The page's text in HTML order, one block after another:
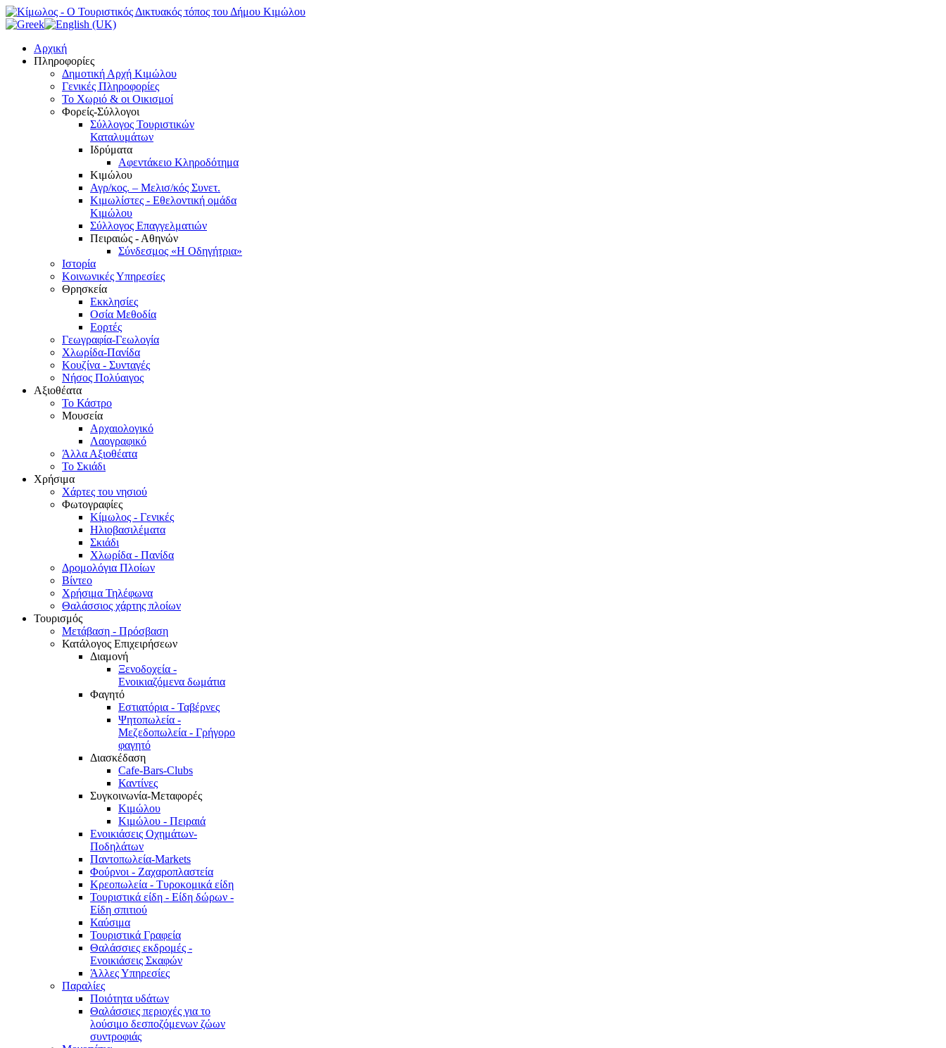
Αρχική
Πληροφορίες
Δημοτική Αρχή Κιμώλου
Γενικές Πληροφορίες
Το Xωριό & οι Οικισμοί
Φορείς-Σύλλογοι
Σύλλογος Τουριστικών
Καταλυμάτων
Ιδρύματα
Αφεντάκειο Κληροδότημα
Κιμώλου
Αγρ/κος. – Μελισ/κός Συνετ.
Κιμωλίστες - Εθελοντική ομάδα
Κιμώλου
Σύλλογος Επαγγελματιών
Πειραιώς - Αθηνών
Σύνδεσμος «Η Οδηγήτρια»
Ιστορία
Κοινωνικές Υπηρεσίες
Θρησκεία
Εκκλησίες
Οσία Μεθοδία
Εορτές
Γεωγραφία-Γεωλογία
Χλωρίδα-Πανίδα
Κουζίνα - Συνταγές
Νήσος Πολύαιγος
Αξιοθέατα
Το Κάστρο
Μουσεία
Αρχαιολογικό
Λαογραφικό
Άλλα Αξιοθέατα
Το Σκιάδι
Χρήσιμα
Χάρτες του νησιού
Φωτογραφίες
Κίμωλος - Γενικές
Ηλιοβασιλέματα
Σκιάδι
Χλωρίδα - Πανίδα
Δρομολόγια Πλοίων
Βίντεο
Χρήσιμα Τηλέφωνα
Θαλάσσιος χάρτης πλοίων
Τουρισμός
Μετάβαση - Πρόσβαση
Κατάλογος Επιχειρήσεων
Διαμονή
Ξενοδοχεία -
Ενοικιαζόμενα δωμάτια
Φαγητό
Εστιατόρια - Ταβέρνες
Ψητοπωλεία -
Μεζεδοπωλεία - Γρήγορο
φαγητό
Διασκέδαση
Cafe-Bars-Clubs
Καντίνες
Συγκοινωνία-Μεταφορές
Κιμώλου
Κιμώλου - Πειραιά
Ενοικιάσεις Οχημάτων-
Ποδηλάτων
Παντοπωλεία-Markets
Φούρνοι - Ζαχαροπλαστεία
Κρεοπωλεία - Τυροκομικά είδη
Τουριστικά είδη - Είδη δώρων -
Είδη σπιτιού
Καύσιμα
Τουριστικά Γραφεία
Θαλάσσιες εκδρομές -
Ενοικιάσεις Σκαφών
Άλλες Υπηρεσίες
Παραλίες
Ποιότητα υδάτων
Θαλάσσιες περιοχές για το
λούσιμο δεσποζόμενων ζώων
συντροφιάς